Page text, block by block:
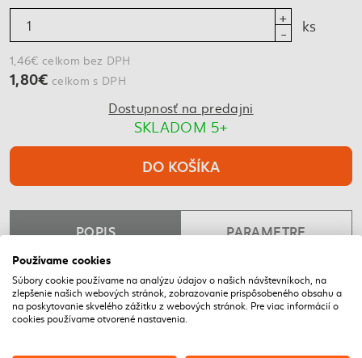
ks
1,46€ celkom bez DPH
1,80€ celkom s DPH
Dostupnosť na predajni
SKLADOM 5+
DO KOŠÍKA
POPIS PARAMETRE
NAPOSLEDY NAVŠTÍVENÉ
Používame cookies
Súbory cookie používame na analýzu údajov o našich návštevníkoch, na
zlepšenie našich webových stránok, zobrazovanie prispôsobeného obsahu a
na poskytovanie skvelého zážitku z webových stránok. Pre viac informácií o
cookies používame otvorené nastavenia.